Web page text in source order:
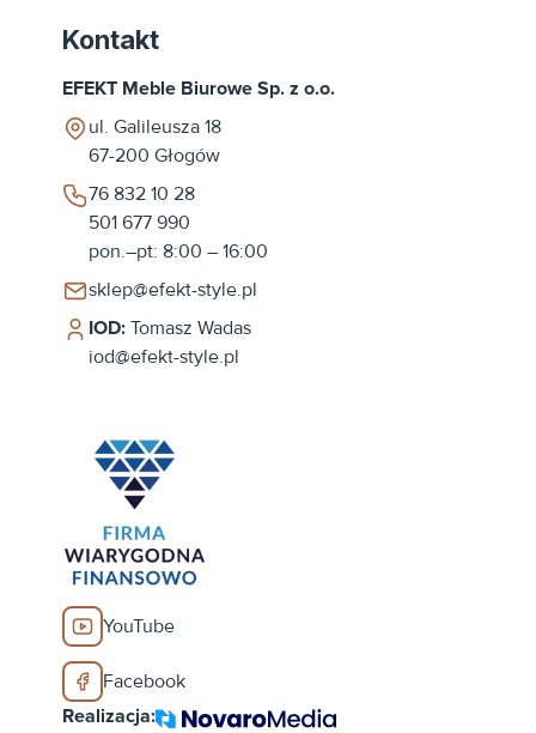
Kontakt
EFEKT Meble Biurowe Sp. z o.o.
ul. Galileusza 18
67-200 Głogów
76 832 10 28
501 677 990
pon.–pt: 8:00 – 16:00
sklep@efekt-style.pl
IOD: Tomasz Wadas
iod@efekt-style.pl
YouTube
Facebook
Realizacja: